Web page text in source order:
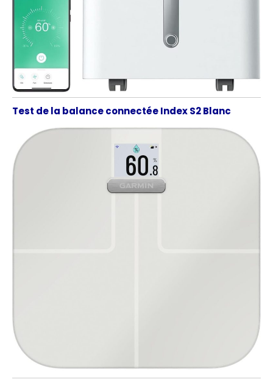
Test de la balance connectée Index S2 Blanc